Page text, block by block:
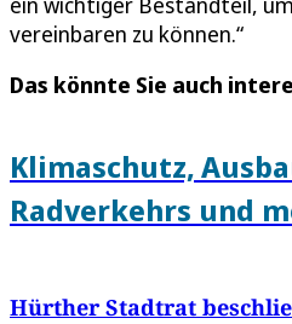
vereinbaren zu können.“
Das könnte Sie auch
Klimaschutz,
Radverkehrs und
Hürther Stadtrat